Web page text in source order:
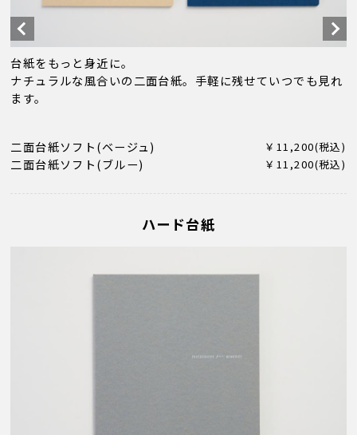
台紙をもっと身近に。
ナチュラルな風合いの二面台紙。手軽に残せていつでも見れ
ます。
二面台紙ソフト(ベージュ) ￥11,200(税込)
二面台紙ソフト(ブルー) ￥11,200(税込)
ハード台紙